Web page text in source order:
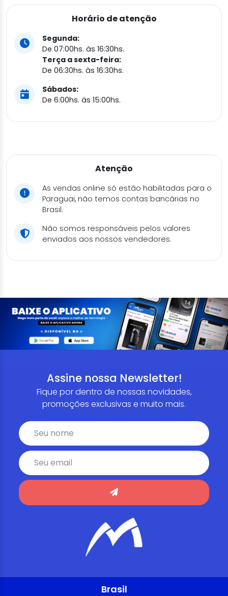
Horário de atenção
Segunda:
De 07:00hs. às 16:30hs.
Terça a sexta-feira:
De 06:30hs. às 16:30hs.
Sábados:
De 6:00hs. às 15:00hs.
Atenção
As vendas online só estão habilitadas para o
Paraguai, não temos contas bancárias no
Brasil.
Não somos responsáveis pelos valores
enviados aos nossos vendedores.
Assine nossa Newsletter!
Fique por dentro de nossas novidades,
promoções exclusivas e muito mais.
Brasil